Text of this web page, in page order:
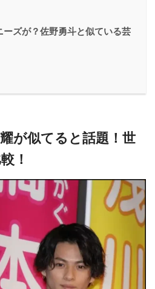
ズが？佐野勇斗と似ている芸
が似てると話題！世
！